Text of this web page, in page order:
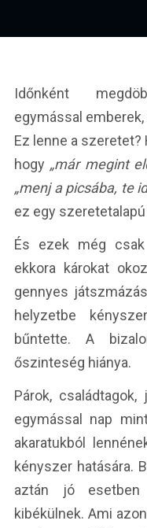
Időnként
egymással
Ez lenne a szeretet?
hogy „már megint
„menj a picsába, te
ez egy
És ezek még
ekkora károkat
gennyes
helyzetbe
bűntette. A
őszinteség hiánya.
Párok,
egymással nap
akaratukból
kényszer hatására.
aztán jó
kibékülnek. Ami